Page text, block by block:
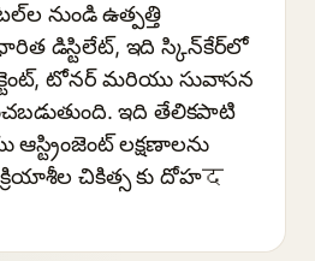
నుండి ఉత్పత్తి
డిస్టిలేట్, ఇది స్కిన్‌కేర్‌లో
టోనర్ మరియు సువాసన
ఇది తేలికపాటి
లక్షణాలను
చికిత్స కు దోహद